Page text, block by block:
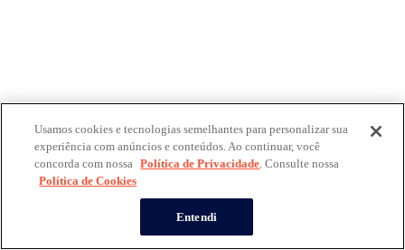
Usamos cookies e tecnologias semelhantes para personalizar sua
experiência com anúncios e conteúdos. Ao continuar, você
concorda com nossa Política de Privacidade. Consulte nossa
Política de Cookies
Entendi